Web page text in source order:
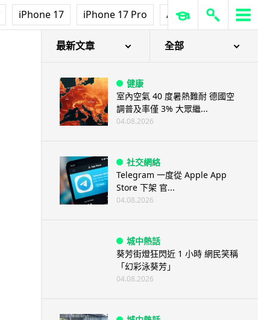
iPhone 17 iPhone 17 Pro AirPods Pro 3
最新文章 全部
健康
室內空氣 40 度暑熱難耐 德國空
調普及率僅 3% 大眾繼...
04.08.2026
社交網絡
Telegram 一度從 Apple App
Store 下架 官...
04.08.2026
城中熱話
葵芳街燈狂閃近 1 小時 網民笑稱
「幻彩泳葵芳」
04.08.2026